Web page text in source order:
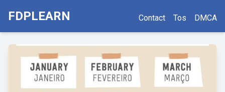
FDPLEARN Contact Tos DMCA